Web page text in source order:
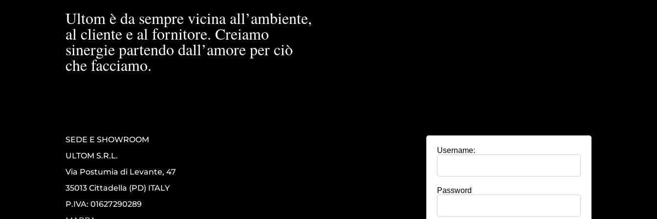
Ultom è da sempre vicina all’ambiente,
al cliente e al fornitore. Creiamo
sinergie partendo dall’amore per ciò
che facciamo.
SEDE E SHOWROOM
ULTOM S.R.L.
Via Postumia di Levante, 47
35013 Cittadella (PD) ITALY
P.IVA: 01627290289
Username:
Password